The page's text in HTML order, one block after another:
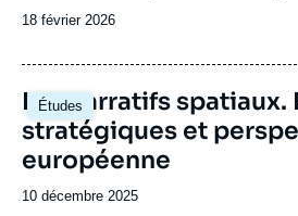
Date
publication
18 février 2026
Études
Image
principale
Les narratifs spatiaux.
stratégiques et
européenne
Date
10 décembre 2025